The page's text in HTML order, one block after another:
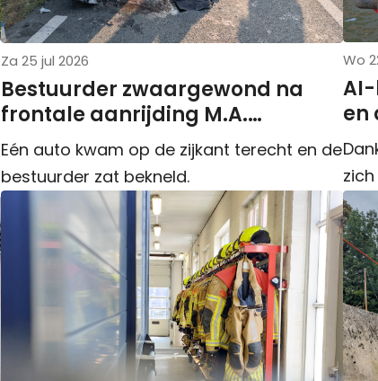
Za 25 jul 2026
Bestuurder zwaargewond na
frontale aanrijding M.A.
Reinaldaweg N210
Eén auto kwam op de zijkant terecht en de
bestuurder zat bekneld.
Wo
en